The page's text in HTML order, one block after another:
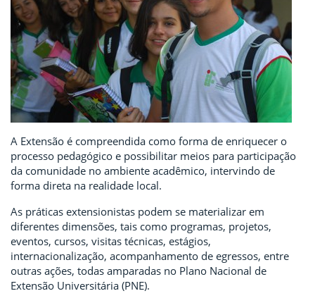
A Extensão é compreendida como forma de enriquecer o
processo pedagógico e possibilitar meios para participação
da comunidade no ambiente acadêmico, intervindo de
forma direta na realidade local.
As práticas extensionistas podem se materializar em
diferentes dimensões, tais como programas, projetos,
eventos, cursos, visitas técnicas, estágios,
internacionalização, acompanhamento de egressos, entre
outras ações, todas amparadas no Plano Nacional de
Extensão Universitária (PNE).